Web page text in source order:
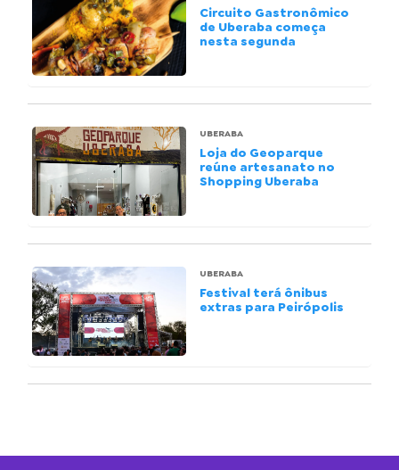
Circuito Gastronômico
de Uberaba começa
nesta segunda
UBERABA
Loja do Geoparque
reúne artesanato no
Shopping Uberaba
UBERABA
Festival terá ônibus
extras para Peirópolis